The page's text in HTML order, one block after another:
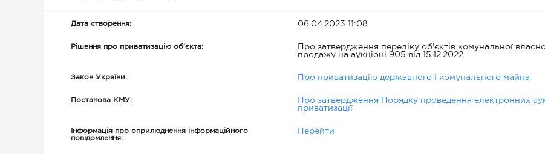
Дата створення: 06.04.2023 11:08
Рішення про приватизацію об'єкта:
Про затвердження переліку об'єктів комунальної
продажу на аукціоні 905 від 15.12.2022
Закон України: Про приватизацію державного і комунального майна
Постанова КМУ:
Про затвердження Порядку проведення електронних
приватизації
Інформація про оприлюднення інформаційного
повідомлення:
Перейти